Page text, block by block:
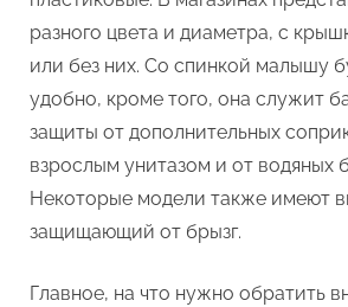
разного цвета и диаметра, с
или без них. Со спинкой малышу
удобно, кроме того, она служит
защиты от дополнительных
взрослым унитазом и от водяных
Некоторые модели также имеют
защищающий от брызг.
Главное, на что нужно обратить